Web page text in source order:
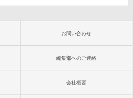
お問い合わせ
編集部へのご連絡
会社概要